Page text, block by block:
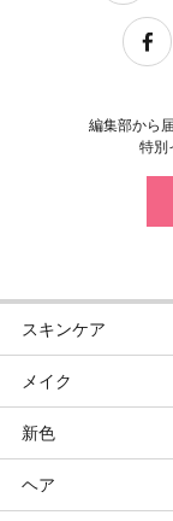
編集部から
特別
スキンケア
スキンケアトップ
ニュース
スキンケアまとめ
メイク
メイクトップ
ニュース
新色
新色トップ
ヘア